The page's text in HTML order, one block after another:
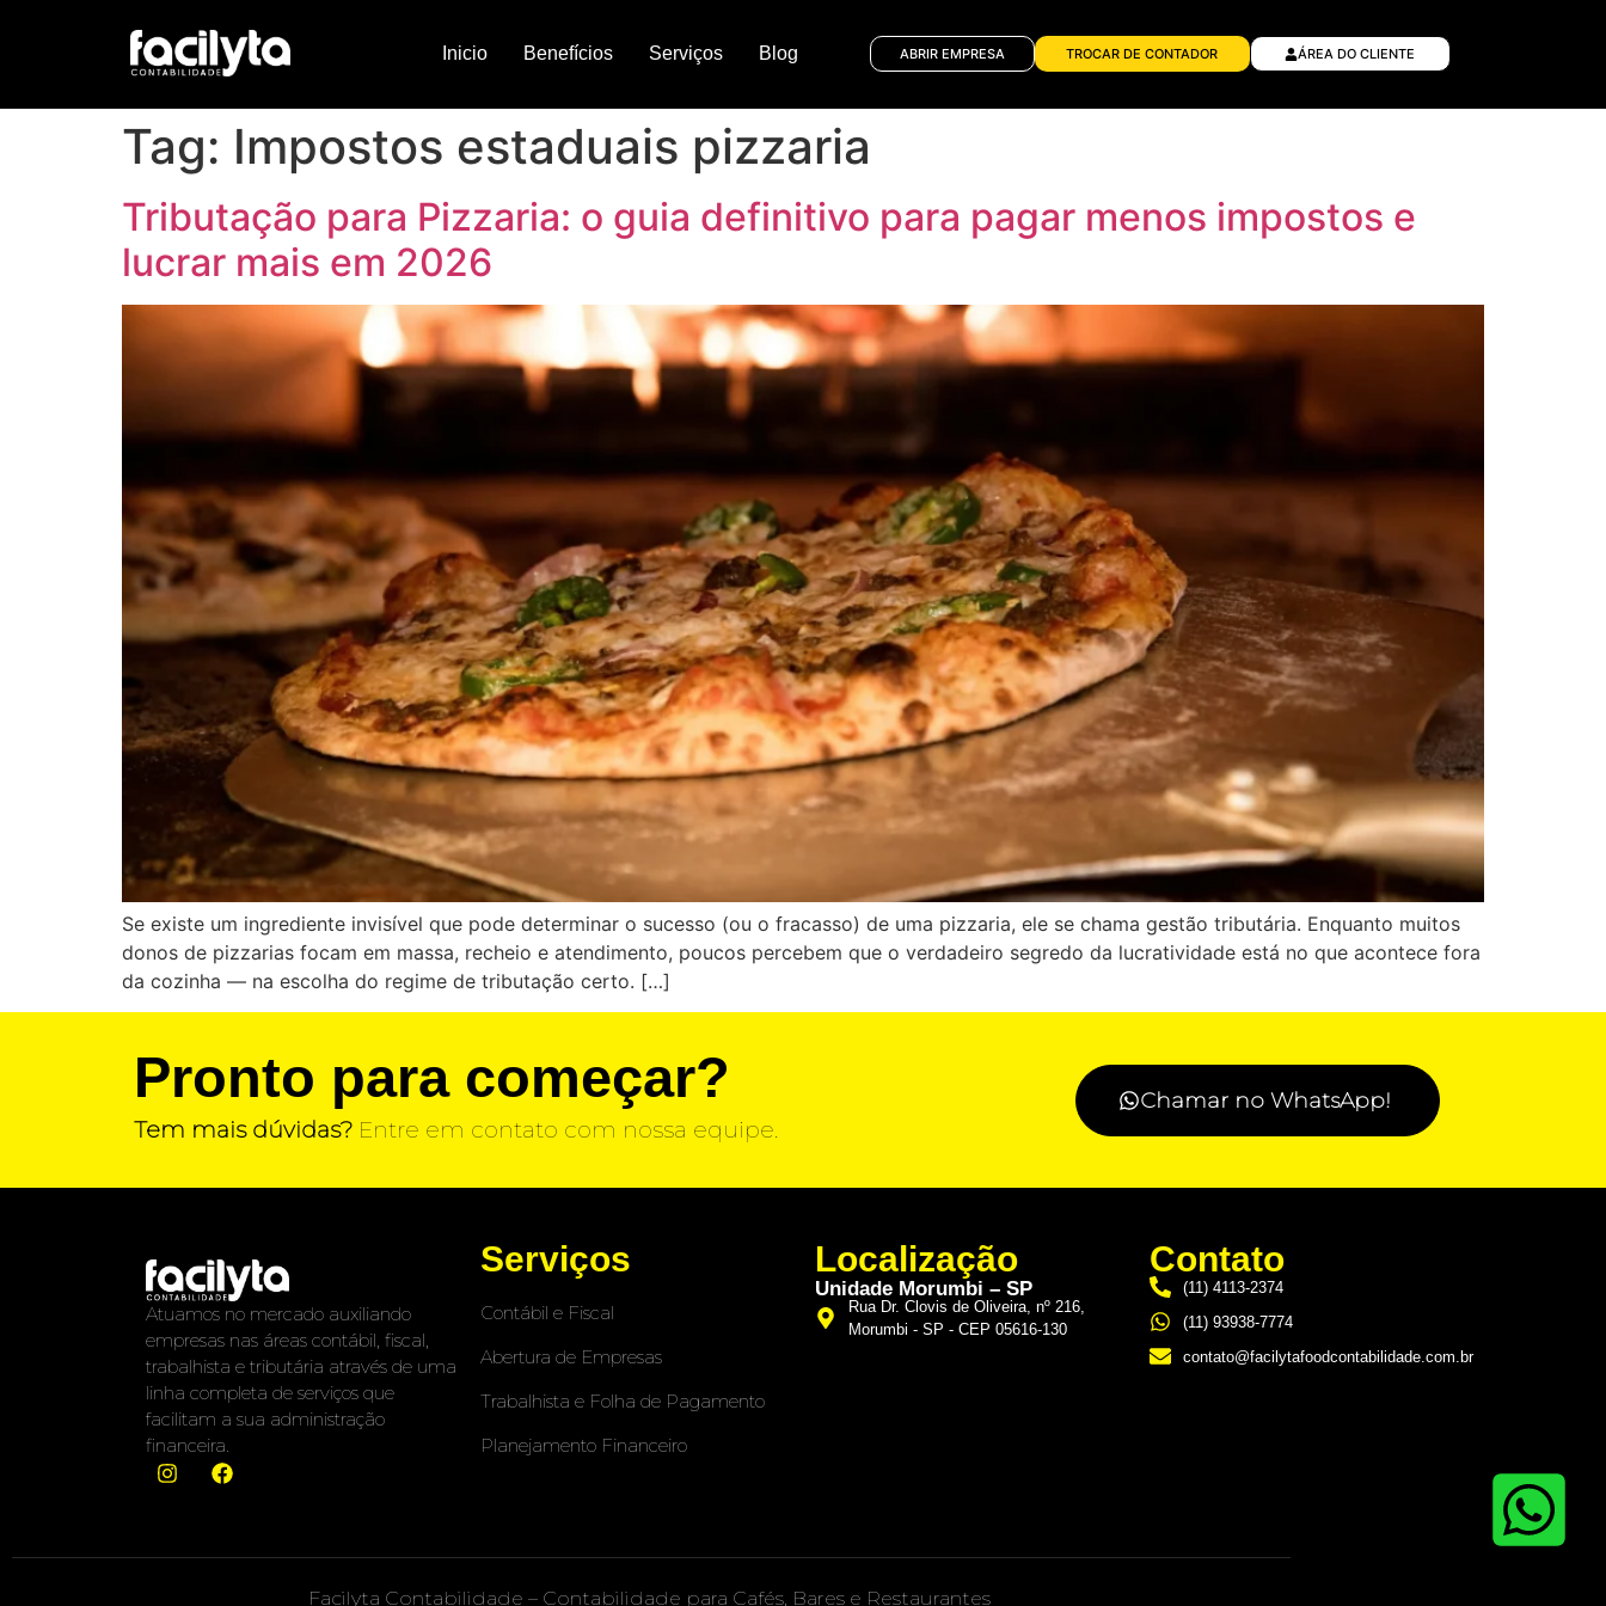
Inicio Benefícios Serviços Blog ABRIR EMPRESA TROCAR DE CONTADOR ÁREA DO CLIENTE
Tag: Impostos estaduais pizzaria
Tributação para Pizzaria: o guia definitivo para pagar menos impostos e
lucrar mais em 2026
Se existe um ingrediente invisível que pode determinar o sucesso (ou o fracasso) de uma pizzaria, ele se chama gestão tributária. Enquanto muitos
donos de pizzarias focam em massa, recheio e atendimento, poucos percebem que o verdadeiro segredo da lucratividade está no que acontece fora
da cozinha — na escolha do regime de tributação certo. […]
Pronto para começar?
Tem mais dúvidas? Entre em contato com nossa equipe.
Chamar no WhatsApp!
Atuamos no mercado auxiliando
empresas nas áreas contábil, fiscal,
trabalhista e tributária através de uma
linha completa de serviços que
facilitam a sua administração
financeira.
Serviços
Contábil e Fiscal
Abertura de Empresas
Trabalhista e Folha de Pagamento
Planejamento Financeiro
Localização
Unidade Morumbi – SP
Rua Dr. Clovis de Oliveira, nº 216,
Morumbi - SP - CEP 05616-130
Contato
(11) 4113-2374
(11) 93938-7774
contato@facilytafoodcontabilidade.com.br
Facilyta Contabilidade – Contabilidade para Cafés, Bares e Restaurantes